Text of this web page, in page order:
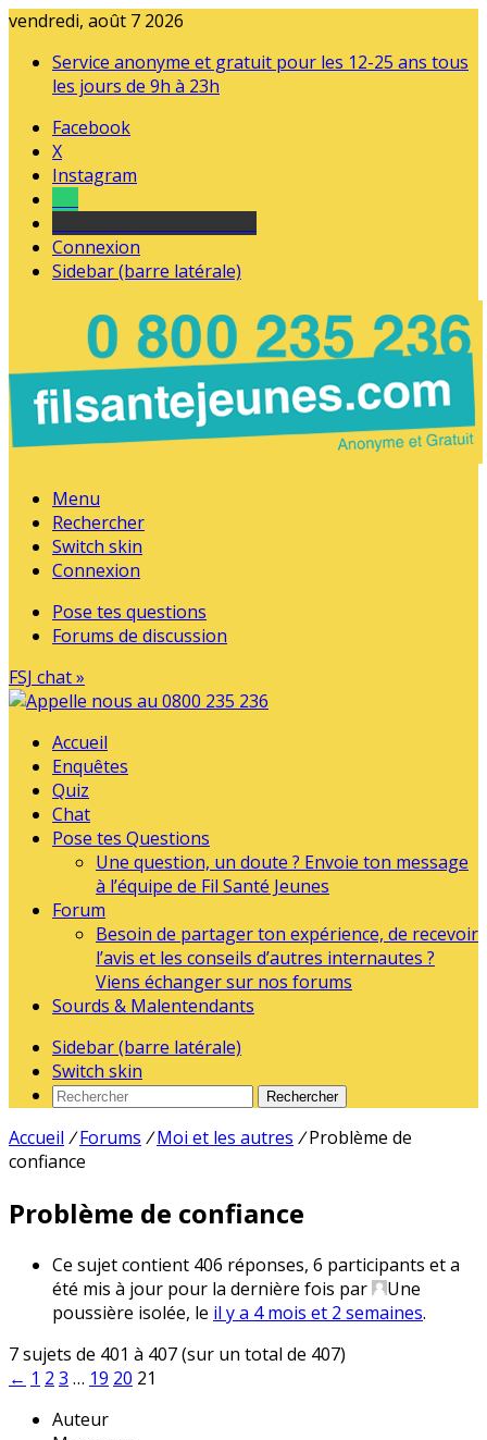
vendredi, août 7 2026
Service anonyme et gratuit pour les 12-25 ans tous
les jours de 9h à 23h
Facebook
X
Instagram
Connexion
Sidebar (barre latérale)
Menu
Rechercher
Switch skin
Connexion
Pose tes questions
Forums de discussion
FSJ chat »
Accueil
Enquêtes
Quiz
Chat
Pose tes Questions
Une question, un doute ? Envoie ton message
à l’équipe de Fil Santé Jeunes
Forum
Besoin de partager ton expérience, de recevoir
l’avis et les conseils d’autres internautes ?
Viens échanger sur nos forums
Sourds & Malentendants
Sidebar (barre latérale)
Switch skin
Rechercher
Accueil / Forums / Moi et les autres / Problème de
confiance
Problème de confiance
Ce sujet contient 406 réponses, 6 participants et a
été mis à jour pour la dernière fois par
Une
poussière isolée, le il y a 4 mois et 2 semaines.
7 sujets de 401 à 407 (sur un total de 407)
← 1 2 3 … 19 20 21
Auteur